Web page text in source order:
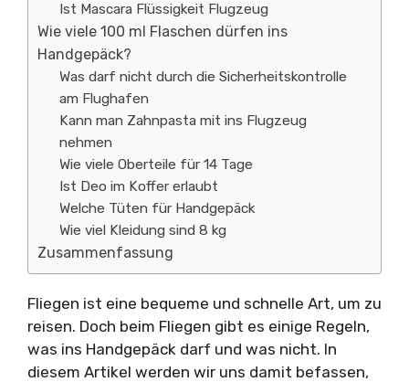
Ist Mascara Flüssigkeit Flugzeug
Wie viele 100 ml Flaschen dürfen ins
Handgepäck?
Was darf nicht durch die Sicherheitskontrolle
am Flughafen
Kann man Zahnpasta mit ins Flugzeug
nehmen
Wie viele Oberteile für 14 Tage
Ist Deo im Koffer erlaubt
Welche Tüten für Handgepäck
Wie viel Kleidung sind 8 kg
Zusammenfassung
Fliegen ist eine bequeme und schnelle Art, um zu
reisen. Doch beim Fliegen gibt es einige Regeln,
was ins Handgepäck darf und was nicht. In
diesem Artikel werden wir uns damit befassen,